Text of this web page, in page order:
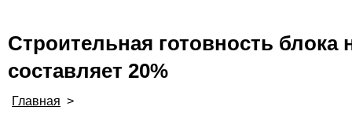
Строительная готовность
составляет 20%
Главная >